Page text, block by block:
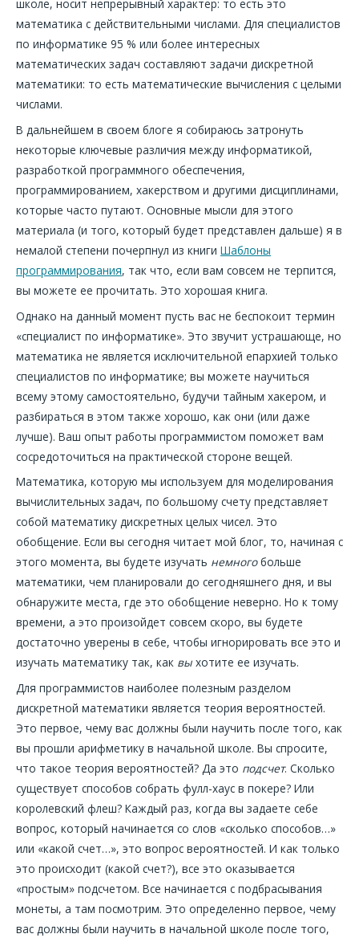
школе, носит непрерывный характер: то есть это
математика с действительными числами. Для специалистов
по информатике 95 % или более интересных
математических задач составляют задачи дискретной
математики: то есть математические вычисления с целыми
числами.
В дальнейшем в своем блоге я собираюсь затронуть
некоторые ключевые различия между информатикой,
разработкой программного обеспечения,
программированием, хакерством и другими дисциплинами,
которые часто путают. Основные мысли для этого
материала (и того, который будет представлен дальше) я в
немалой степени почерпнул из книги Шаблоны
программирования, так что, если вам совсем не терпится,
вы можете ее прочитать. Это хорошая книга.
Однако на данный момент пусть вас не беспокоит термин
«специалист по информатике». Это звучит устрашающе, но
математика не является исключительной епархией только
специалистов по информатике; вы можете научиться
всему этому самостоятельно, будучи тайным хакером, и
разбираться в этом также хорошо, как они (или даже
лучше). Ваш опыт работы программистом поможет вам
сосредоточиться на практической стороне вещей.
Математика, которую мы используем для моделирования
вычислительных задач, по большому счету представляет
собой математику дискретных целых чисел. Это
обобщение. Если вы сегодня читает мой блог, то, начиная с
этого момента, вы будете изучать немногобольше
математики, чем планировали до сегодняшнего дня, и вы
обнаружите места, где это обобщение неверно. Но к тому
времени, а это произойдет совсем скоро, вы будете
достаточно уверены в себе, чтобы игнорировать все это и
изучать математику так, как вы хотите ее изучать.
Для программистов наиболее полезным разделом
дискретной математики является теория вероятностей.
Это первое, чему вас должны были научить после того, как
вы прошли арифметику в начальной школе. Вы спросите,
что такое теория вероятностей? Да это подсчет. Сколько
существует способов собрать фулл-хаус в покере? Или
королевский флеш? Каждый раз, когда вы задаете себе
вопрос, который начинается со слов «сколько способов…»
или «какой счет…», это вопрос вероятностей. И как только
это происходит (какой счет?), все это оказывается
«простым» подсчетом. Все начинается с подбрасывания
монеты, а там посмотрим. Это определенно первое, чему
вас должны были научить в начальной школе после того,